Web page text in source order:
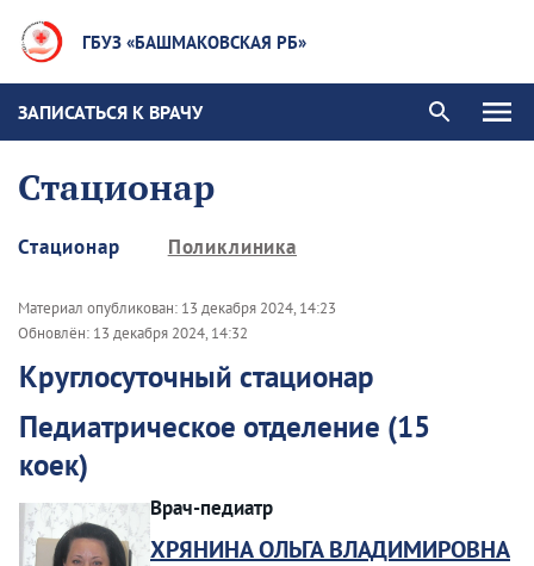
ГБУЗ «БАШМАКОВСКАЯ РБ»
ЗАПИСАТЬСЯ К ВРАЧУ
Стационар
Стационар Поликлиника
Материал опубликован: 13 декабря 2024, 14:23
Обновлён: 13 декабря 2024, 14:32
Круглосуточный стационар
Педиатрическое отделение (15
коек)
Врач-педиатр
ХРЯНИНА ОЛЬГА ВЛАДИМИРОВНА